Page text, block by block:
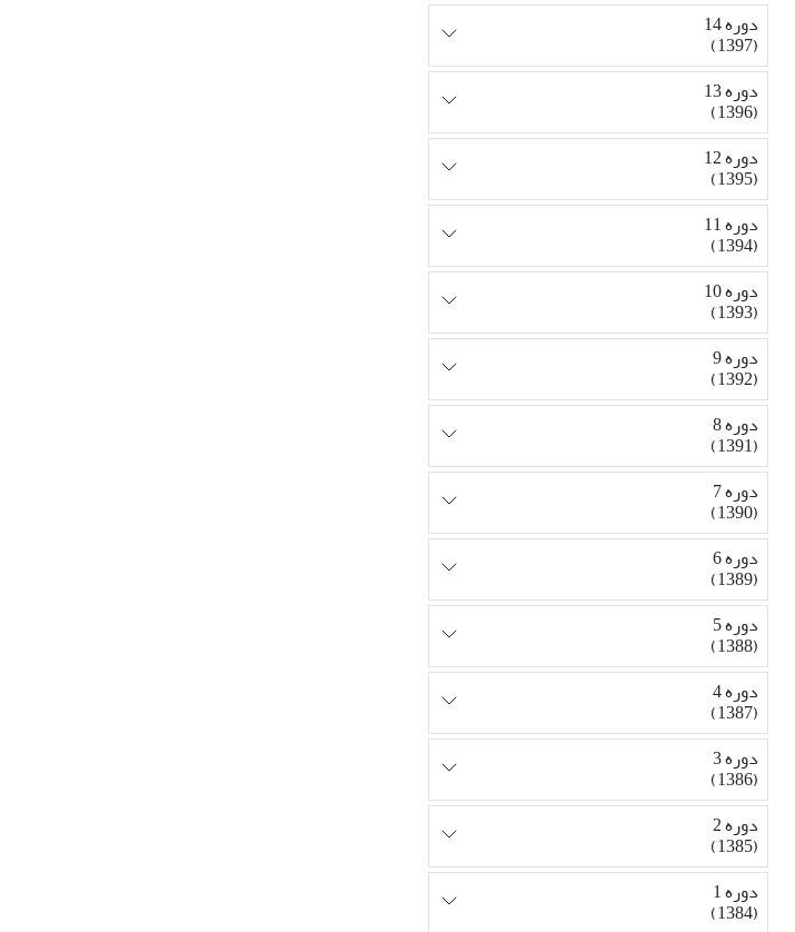
دوره 14
(1397)
دوره 13
(1396)
دوره 12
(1395)
دوره 11
(1394)
دوره 10
(1393)
دوره 9
(1392)
دوره 8
(1391)
دوره 7
(1390)
دوره 6
(1389)
دوره 5
(1388)
دوره 4
(1387)
دوره 3
(1386)
دوره 2
(1385)
دوره 1
(1384)